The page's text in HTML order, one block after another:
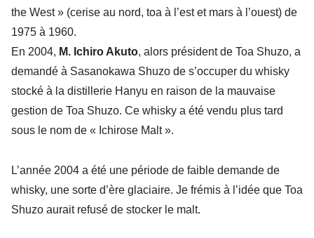
the West » (cerise au nord, toa à l’est et mars à l’ouest) de
1975 à 1960.
En 2004, M. Ichiro Akuto, alors président de Toa Shuzo, a
demandé à Sasanokawa Shuzo de s’occuper du whisky
stocké à la distillerie Hanyu en raison de la mauvaise
gestion de Toa Shuzo. Ce whisky a été vendu plus tard
sous le nom de « Ichirose Malt ».
L’année 2004 a été une période de faible demande de
whisky, une sorte d’ère glaciaire. Je frémis à l’idée que Toa
Shuzo aurait refusé de stocker le malt.